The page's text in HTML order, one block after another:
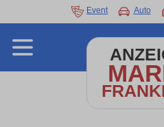
Event Auto